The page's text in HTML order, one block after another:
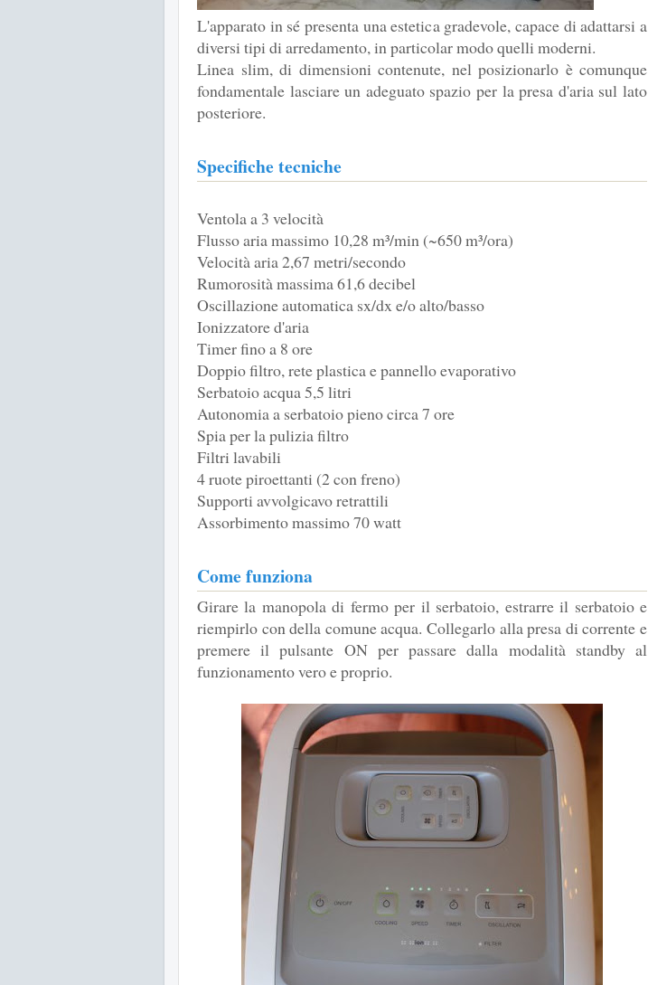
L'apparato in sé presenta una estetica gradevole, capace di adattarsi a
diversi tipi di arredamento, in particolar modo quelli moderni.
Linea slim, di dimensioni contenute, nel posizionarlo è comunque
fondamentale lasciare un adeguato spazio per la presa d'aria sul lato
posteriore.
Specifiche tecniche
Ventola a 3 velocità
Flusso aria massimo 10,28 m³/min (~650 m³/ora)
Velocità aria 2,67 metri/secondo
Rumorosità massima 61,6 decibel
Oscillazione automatica sx/dx e/o alto/basso
Ionizzatore d'aria
Timer fino a 8 ore
Doppio filtro, rete plastica e pannello evaporativo
Serbatoio acqua 5,5 litri
Autonomia a serbatoio pieno circa 7 ore
Spia per la pulizia filtro
Filtri lavabili
4 ruote piroettanti (2 con freno)
Supporti avvolgicavo retrattili
Assorbimento massimo 70 watt
Come funziona
Girare la manopola di fermo per il serbatoio, estrarre il serbatoio e
riempirlo con della comune acqua. Collegarlo alla presa di corrente e
premere il pulsante ON per passare dalla modalità standby al
funzionamento vero e proprio.